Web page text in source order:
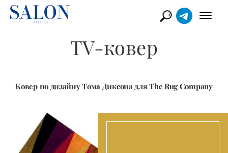
TV-ковер
Ковер по дизайну Тома Диксона для The Rug Company